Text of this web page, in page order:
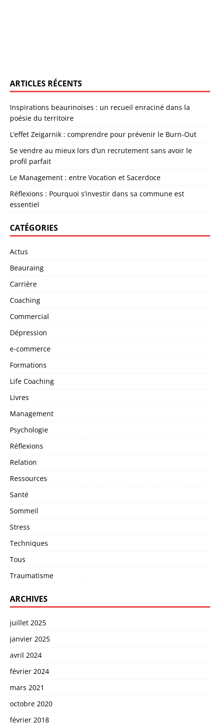
ARTICLES RÉCENTS
Inspirations beaurinoises : un recueil enraciné dans la
poésie du territoire
L’effet Zeigarnik : comprendre pour prévenir le Burn-Out
Se vendre au mieux lors d’un recrutement sans avoir le
profil parfait
Le Management : entre Vocation et Sacerdoce
Réflexions : Pourquoi s’investir dans sa commune est
essentiel
CATÉGORIES
Actus
Beauraing
Carrière
Coaching
Commercial
Dépression
e-commerce
Formations
Life Coaching
Livres
Management
Psychologie
Réflexions
Relation
Ressources
Santé
Sommeil
Stress
Techniques
Tous
Traumatisme
ARCHIVES
juillet 2025
janvier 2025
avril 2024
février 2024
mars 2021
octobre 2020
février 2018